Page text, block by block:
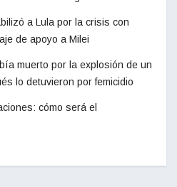
a Lula por la crisis con
de apoyo a Milei
muerto por la explosión de un
lo detuvieron por femicidio
cómo será el